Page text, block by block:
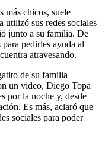
más chicos, suele
utilizó sus redes sociales
junto a su familia. De
pedirles ayuda al
atravesando.
de su familia
un video, Diego Topa
por la noche y, desde
Es más, aclaró que
sociales para poder